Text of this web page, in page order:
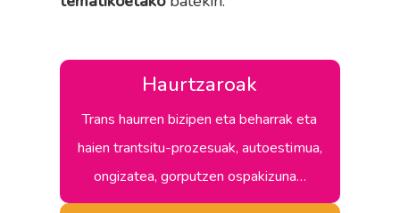
Haurtzaroak
Trans haurren bizipen eta beharrak eta
haien trantsitu-prozesuak, autoestimua,
ongizatea, gorputzen ospakizuna…